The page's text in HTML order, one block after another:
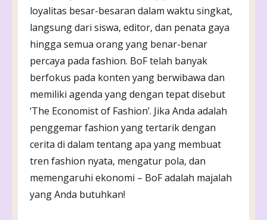
loyalitas besar-besaran dalam waktu singkat,
langsung dari siswa, editor, dan penata gaya
hingga semua orang yang benar-benar
percaya pada fashion. BoF telah banyak
berfokus pada konten yang berwibawa dan
memiliki agenda yang dengan tepat disebut
‘The Economist of Fashion’. Jika Anda adalah
penggemar fashion yang tertarik dengan
cerita di dalam tentang apa yang membuat
tren fashion nyata, mengatur pola, dan
memengaruhi ekonomi – BoF adalah majalah
yang Anda butuhkan!